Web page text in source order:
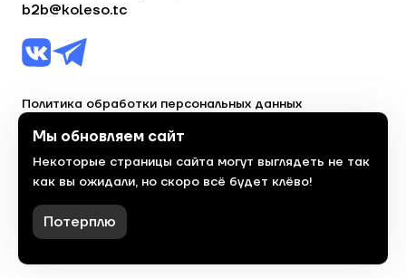
b2b@koleso.tc
Политика обработки персональных данных
© 2023, торгово-сервисная сеть «Колесо»
Политика конфиденциальности
Сделано
красиво
Мы обновляем сайт
Некоторые страницы сайта могут выглядеть не так
как вы ожидали, но скоро всё будет клёво!
Потерплю